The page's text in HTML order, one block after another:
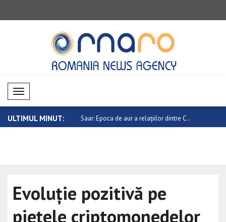
Mobil Menü
ULTIMUL MINUT:
pe piețele Saar: Epoca de aur a relațiilor dintre C..
Evoluție pozitivă pe
piețele criptomonedelor